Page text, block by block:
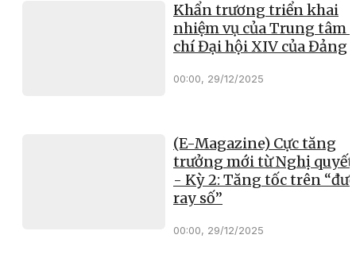
Khẩn trương triển khai
nhiệm vụ của Trung tâm
chí Đại hội XIV của Đảng
00:00, 29/12/2025
(E-Magazine) Cực tăng
trưởng mới từ Nghị quyết
- Kỳ 2: Tăng tốc trên
ray số”
00:00, 29/12/2025